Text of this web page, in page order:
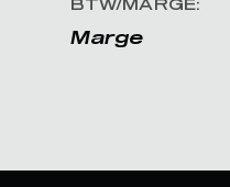
BTW/MARGE:
Marge